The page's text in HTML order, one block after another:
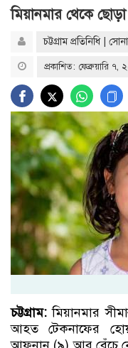
মিয়ানমার থেকে
চট্টগ্রাম প্রতিনিধি |
প্রকাশিত: ফেব্রুয়ারি
চট্টগ্রাম: মিয়ানমার
আহত টেকনাফের